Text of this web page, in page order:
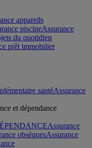
appareils
piscineAssurance
du quotidien
santéAssurance
Assurance
obsèquesAssurance